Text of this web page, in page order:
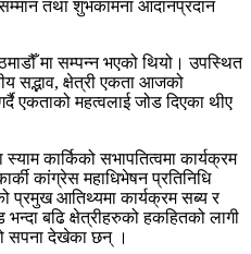
तथा शुभकामना आदानप्रदान
मा सम्पन्न भएको थियो। उपस्थित
सद्भाव, क्षेत्री एकता आजको
एकताको महत्वलाई जोड दिएका थीए
कार्किको सभापतित्वमा कार्यक्रम
कांग्रेस महाधिभेषन प्रतिनिधि
प्रमुख आतिथ्यमा कार्यक्रम सब्य र
बढि क्षेत्रीहरुको हकहितको लागी
सपना देखेका छन् ।